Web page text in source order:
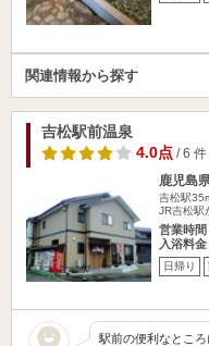
関連情報から探す
吉松駅前温泉
4.0点/ 6 件
鹿児島
吉松駅
JR吉松駅
営業時
入浴料金
日帰り
駅前の便利なとこ